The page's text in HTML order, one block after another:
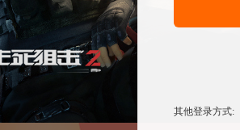
其他登录方式: